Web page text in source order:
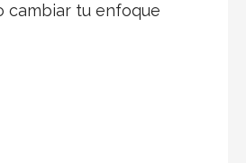
cambiar tu enfoque